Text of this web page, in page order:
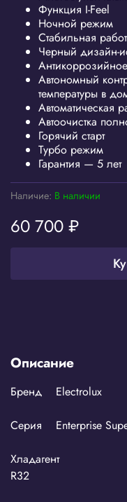
Наличие: В наличии
60 700 ₽
Функция I-Feel
Ночной режим
Стабильная
Черный дизайн-
Автономный
температуры в
Автоматическая
Автоочистка
Горячий старт
Турбо режим
Гарантия — 5 лет
Описание
Бренд Electrolux
Серия Enterprise
Хладагент
R32